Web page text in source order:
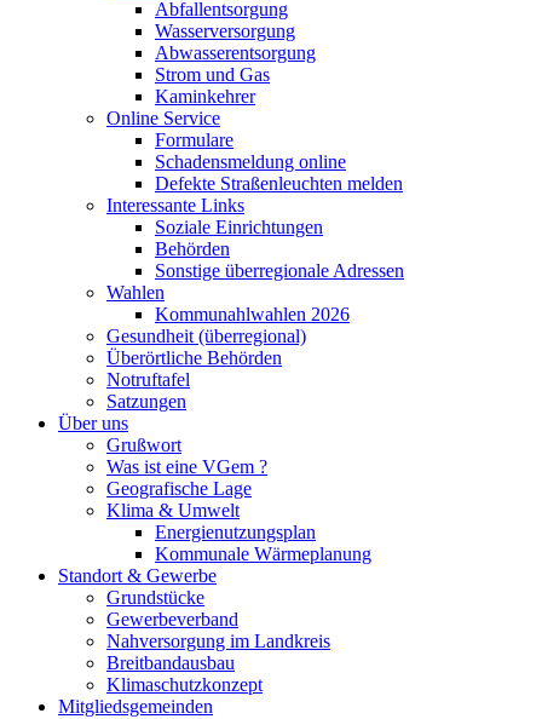
Abfallentsorgung
Wasserversorgung
Abwasserentsorgung
Strom und Gas
Kaminkehrer
Online Service
Formulare
Schadensmeldung online
Defekte Straßenleuchten melden
Interessante Links
Soziale Einrichtungen
Behörden
Sonstige überregionale Adressen
Wahlen
Kommunahlwahlen 2026
Gesundheit (überregional)
Überörtliche Behörden
Notruftafel
Satzungen
Über uns
Grußwort
Was ist eine VGem ?
Geografische Lage
Klima & Umwelt
Energienutzungsplan
Kommunale Wärmeplanung
Standort & Gewerbe
Grundstücke
Gewerbeverband
Nahversorgung im Landkreis
Breitbandausbau
Klimaschutzkonzept
Mitgliedsgemeinden